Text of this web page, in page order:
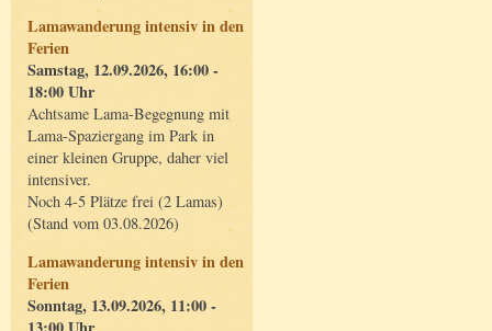
Lamawanderung intensiv in den
Ferien
Samstag, 12.09.2026, 16:00 -
18:00 Uhr
Achtsame Lama-Begegnung mit
Lama-Spaziergang im Park in
einer kleinen Gruppe, daher viel
intensiver.
Noch 4-5 Plätze frei (2 Lamas)
(Stand vom 03.08.2026)
Lamawanderung intensiv in den
Ferien
Sonntag, 13.09.2026, 11:00 -